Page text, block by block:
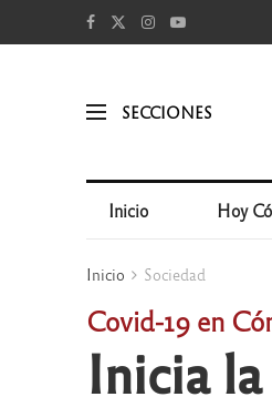
SECCIONES
Inicio Hoy
Inicio Sociedad
Covid-19 en
Inicia